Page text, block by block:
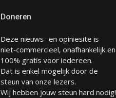
Doneren
Deze nieuws- en opiniesite is
niet-commercieel, onafhankelijk en
100% gratis voor iedereen.
Dat is enkel mogelijk door de
steun van onze lezers.
Wij hebben jouw steun hard nodig!